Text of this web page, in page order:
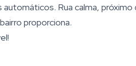
Rua calma, próximo
proporciona.